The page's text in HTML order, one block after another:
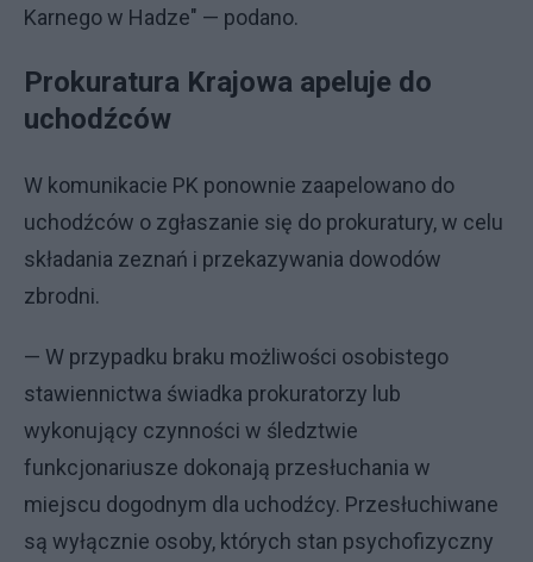
Karnego w Hadze" — podano.
Prokuratura Krajowa apeluje do
uchodźców
W komunikacie PK ponownie zaapelowano do
uchodźców o zgłaszanie się do prokuratury, w celu
składania zeznań i przekazywania dowodów
zbrodni.
— W przypadku braku możliwości osobistego
stawiennictwa świadka prokuratorzy lub
wykonujący czynności w śledztwie
funkcjonariusze dokonają przesłuchania w
miejscu dogodnym dla uchodźcy. Przesłuchiwane
są wyłącznie osoby, których stan psychofizyczny